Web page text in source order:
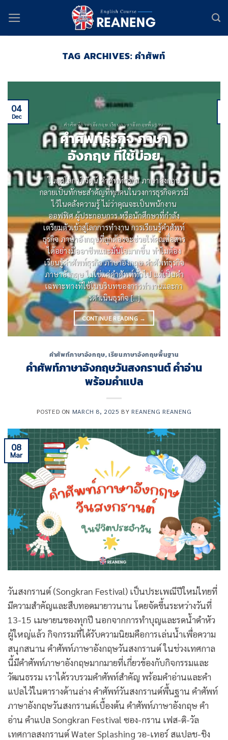
content
TAG ARCHIVES:คำศัพท์
คำศัพท์ภาษาอังกฤษ เรียนภาษาอังกฤษพื้นฐาน
คําศัพท์ธุรกิจ ภาษา
อังกฤษ ที่ใช้บ่อย
ในยุคโลกาภิวัตน์ คําศัพท์ธุรกิจ ภาษาอังกฤษ
กลายเป็นทักษะสําคัญที่ทุกคนในวงการธุรกิจควรมี
ไว้ในคลังความรู้ ไม่ว่าคุณจะเป็นพนักงาน
ออฟฟิศ ผู้ประกอบการ หรือนักศึกษาที่กําลัง
เตรียมตัวเข้าสู่โลกการทํางาน การเรียนรู้คําศัพท์
ธุรกิจ ภาษาอังกฤษที่ถูกต้องจะช่วยให้คุณสื่อสาร
ได้อย่างมืออาชีพและมั่นใจมากขึ้น ทําไมต้อง
เรียนรู้คําศัพท์ธุรกิจ ภาษาอังกฤษ คําศัพท์ธุรกิจ
ภาษาอังกฤษ ไม่ใช่แค่คําศัพท์ทั่วไป แต่เป็นคํา
เฉพาะทางที่ใช้ในบริบทของการทํางานและกา
รดําเนินธุรกิจ [...]
CONTINUE READING →
04
Dec
คำศัพท์ภาษาอังกฤษ,เรียนภาษาอังกฤษพื้นฐาน
คําศัพท์ภาษาอังกฤษวันสงกรานต์ คำอ่าน
พร้อมคำแปล
POSTED ON MARCH 8, 2025 BY REANENG REANENG
08
Mar
วันสงกรานต์ (Songkran Festival) เป็นประเพณีปีใหม่ไทยที่
มีความสำคัญและสืบทอดมายาวนาน โดยจัดขึ้นระหว่างวันที่
13-15 เมษายนของทุกปี นอกจากการทำบุญและรดน้ำดำหัว
ผู้ใหญ่แล้ว กิจกรรมที่ได้รับความนิยมคือการเล่นน้ำเพื่อความ
สนุกสนาน คําศัพท์ภาษาอังกฤษวันสงกรานต์ ในช่วงเทศกาล
นี้มีคำศัพท์ภาษาอังกฤษมากมายที่เกี่ยวข้องกับกิจกรรมและ
วัฒนธรรม เราได้รวบรวมคำศัพท์สำคัญ พร้อมคำอ่านและคำ
แปลไว้ในตารางด้านล่าง คำศัพท์วันสงกรานต์พื้นฐาน คำศัพท์
ภาษาอังกฤษวันสงกรานต์เบื้องต้น คำศัพท์ภาษาอังกฤษ คำ
อ่าน คำแปล Songkran Festival ซอง-กราน เฟส-ติ-วัล
เทศกาลสงกรานต์ Water Splashing วอ-เทอร์ สแปลช-ชิง